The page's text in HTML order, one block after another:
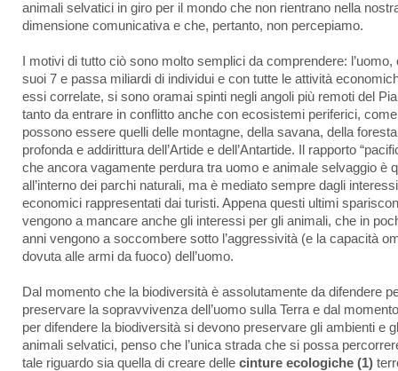
animali selvatici in giro per il mondo che non rientrano nella
dimensione comunicativa e che, pertanto, non percepiamo.
I motivi di tutto ciò sono molto semplici da comprendere: l’uomo,
suoi 7 e passa miliardi di individui e con tutte le attività
essi correlate, si sono oramai spinti negli angoli più remoti del
tanto da entrare in conflitto anche con ecosistemi periferici, come
possono essere quelli delle montagne, della savana, della
profonda e addirittura dell’Artide e dell’Antartide. Il rapporto
che ancora vagamente perdura tra uomo e animale selvaggio è
all’interno dei parchi naturali, ma è mediato sempre dagli interessi
economici rappresentati dai turisti. Appena questi ultimi
vengono a mancare anche gli interessi per gli animali, che in
anni vengono a soccombere sotto l’aggressività (e la capacità
dovuta alle armi da fuoco) dell’uomo.
Dal momento che la biodiversità è assolutamente da difendere
preservare la sopravvivenza dell’uomo sulla Terra e dal
per difendere la biodiversità si devono preservare gli ambienti e
animali selvatici, penso che l’unica strada che si possa
tale riguardo sia quella di creare delle cinture ecologiche (1)